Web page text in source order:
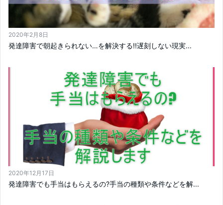
2020年2月8日
発達障害で朝起きられない…を解決する!!遅刻しない現実...
2020年12月17日
発達障害でも手当はもらえるの?手当の種類や条件などを解...